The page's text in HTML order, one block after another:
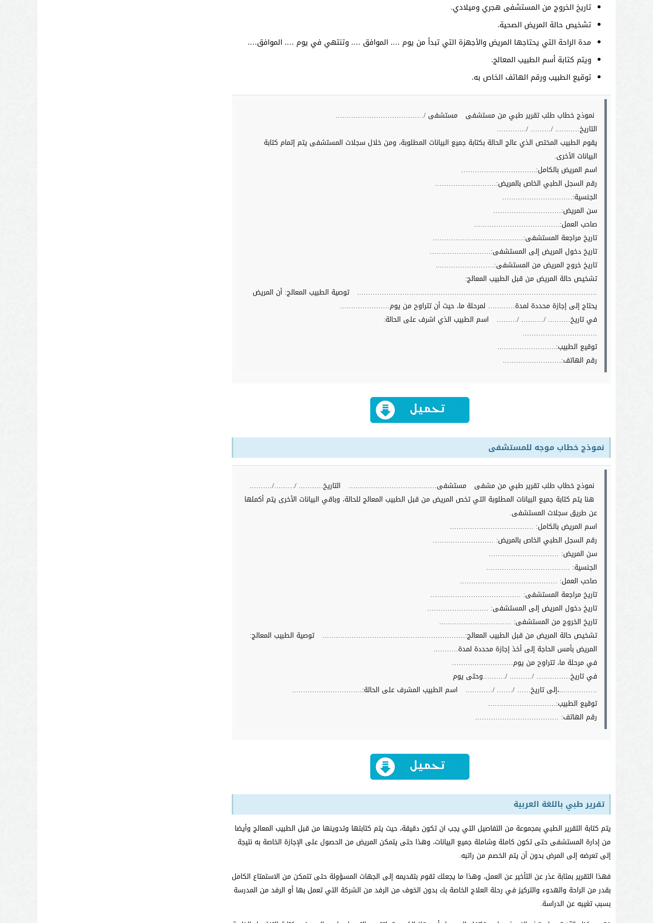
تاريخ الخروج من المستشفى هجري وميلادي.
تشخيص حالة المريض الصحية.
مدة الراحة التي يحتاجها المريض والأجهزة التي تبدأ من يوم …. الموافق …. وتنتهي في يوم …. الموافق….
ويتم كتابة أسم الطبيب المعالج.
توقيع الطبيب ورقم الهاتف الخاص به.
نموذج خطاب طلب تقرير طبي من مستشفى
مستشفى /…………………………………
التاريخ……….. /……… /………….
يقوم الطبيب المختص الذي عالج الحالة بكتابة جميع البيانات المطلوبة، ومن خلال سجلات المستشفى يتم إتمام كتابة
البيانات الأخرى.
اسم المريض بالكامل:……………………………
رقم السجل الطبي الخاص بالمريض:………………………
الجنسية:………………………….
سن المريض:…………………………
صاحب العمل:………………………………..
تاريخ مراجعة المستشفى:………………………………….
تاريخ دخول المريض إلى المستشفى:………………………
تاريخ خروج المريض من المستشفى:……………………..
تشخيص حالة المريض من قبل الطبيب المعالج:
…………………………………………………………………………………………….
توصية الطبيب المعالج: أن المريض
يحتاج إلى إجازة محددة لمدة………… لمرحلة ما، حيث أن تتراوح من يوم………………….
في تاريخ………. /………. /………
اسم الطبيب الذي اشرف على الحالة:
……………………………
توقيع الطبيب:……………………..
رقم الهاتف:……………………..
نموذج خطاب موجه للمستشفى
نموذج خطاب طلب تقرير طبي من مشفى مستشفى…………………………………
التاريخ……….. /………/……….
هنا يتم كتابة جميع البيانات المطلوبة التي تخص المريض من قبل الطبيب المعالج للحالة، وباقي البيانات الأخرى يتم أكملها
عن طريق سجلات المستشفى.
اسم المريض بالكامل: ……………………………….
رقم السجل الطبي الخاص بالمريض: ………………………
سن المريض: ………………………….
الجنسية: ……………………………….
صاحب العمل: …………………………………….
تاريخ مراجعة المستشفى: ………………………………….
تاريخ دخول المريض إلى المستشفى: ………………………
تاريخ الخروج من المستشفى: …………………………..
تشخيص حالة المريض من قبل الطبيب المعالج:………………………………………………………
توصية الطبيب المعالج:
المريض بأمس الحاجة إلى أخذ إجازة محددة لمدة………..
في مرحلة ما، تتراوح من يوم………………………
في تاريخ…………… /………. /……….وحتى يوم
……………..،إلى تاريخ…… /……. /…………
اسم الطبيب المشرف على الحالة:………………………….
توقيع الطبيب:…………………………
رقم الهاتف: ……………………………….
تقرير طبي باللغة العربية
يتم كتابة التقرير الطبي بمجموعة من التفاصيل التي يجب ان تكون دقيقة، حيث يتم كتابتها وتدوينها من قبل الطبيب المعالج وأيضا
من إدارة المستشفى حتى تكون كاملة وشاملة جميع البيانات، وهذا حتى يتمكن المريض من الحصول على الإجازة الخاصة به نتيجة
إلى تعرضه إلى المرض بدون أن يتم الخصم من راتبه.
فهذا التقرير بمثابة عذر عن التأخير عن العمل، وهذا ما يجعلك تقوم بتقديمه إلى الجهات المسؤولة حتى تتمكن من الاستمتاع الكامل
بقدر من الراحة والهدوء والتركيز في رحلة العلاج الخاصة بك بدون الخوف من الرفد من الشركة التي تعمل بها أو الرفد من المدرسة
بسبب تغيبه عن الدراسة.